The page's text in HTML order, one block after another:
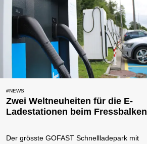
#NEWS
Zwei Weltneuheiten für die E-
Ladestationen beim Fressbalken
Der grösste GOFAST Schnellladepark mit